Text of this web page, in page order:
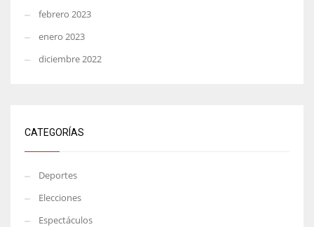
febrero 2023
enero 2023
diciembre 2022
CATEGORÍAS
Deportes
Elecciones
Espectáculos